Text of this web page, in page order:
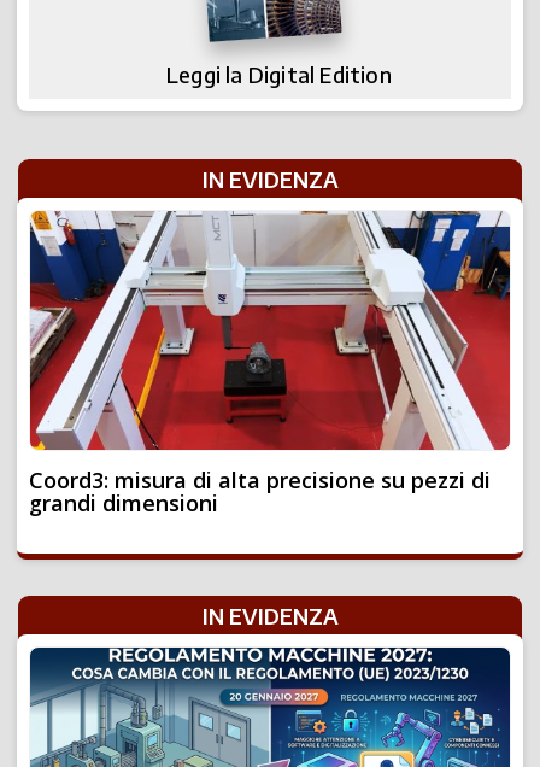
Leggi la Digital Edition
IN EVIDENZA
Coord3: misura di alta precisione su pezzi di
grandi dimensioni
IN EVIDENZA